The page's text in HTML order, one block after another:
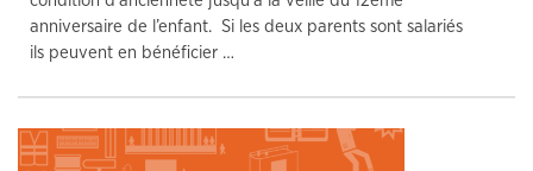
anniversaire de l’enfant. Si les deux parents sont salariés
ils peuvent en bénéficier …